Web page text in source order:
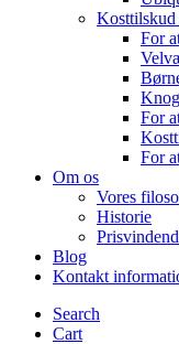
For
For
For
Om os
Vores
Historie
Blog
Kontakt
Search
Cart